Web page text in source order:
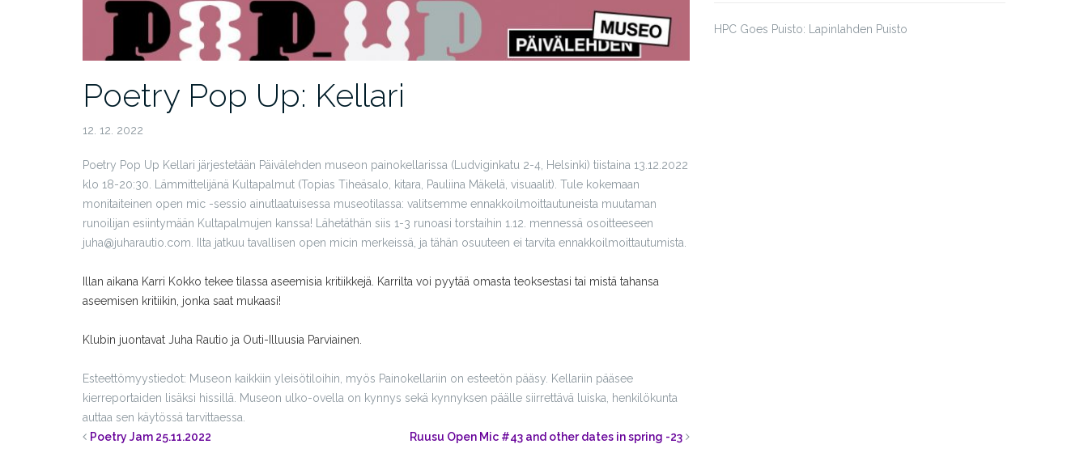
Poetry Pop Up: Kellari
12. 12. 2022
Poetry Pop Up Kellari järjestetään Päivälehden museon painokellarissa (Ludviginkatu 2-4, Helsinki) tiistaina 13.12.2022
klo 18-20:30. Lämmittelijänä Kultapalmut (Topias Tiheäsalo, kitara, Pauliina Mäkelä, visuaalit). Tule kokemaan
monitaiteinen open mic -sessio ainutlaatuisessa museotilassa: valitsemme ennakkoilmoittautuneista muutaman
runoilijan esiintymään Kultapalmujen kanssa! Lähetäthän siis 1-3 runoasi torstaihin 1.12. mennessä osoitteeseen
juha@juharautio.com. Ilta jatkuu tavallisen open micin merkeissä, ja tähän osuuteen ei tarvita ennakkoilmoittautumista.
Illan aikana Karri Kokko tekee tilassa aseemisia kritiikkejä. Karrilta voi pyytää omasta teoksestasi tai mistä tahansa
aseemisen kritiikin, jonka saat mukaasi!
Klubin juontavat Juha Rautio ja Outi-Illuusia Parviainen.
Esteettömyystiedot: Museon kaikkiin yleisötiloihin, myös Painokellariin on esteetön pääsy. Kellariin pääsee
kierreportaiden lisäksi hissillä. Museon ulko-ovella on kynnys sekä kynnyksen päälle siirrettävä luiska, henkilökunta
auttaa sen käytössä tarvittaessa.
Poetry Jam 25.11.2022
Ruusu Open Mic #43 and other dates in spring -23
HPC Goes Puisto: Lapinlahden Puisto